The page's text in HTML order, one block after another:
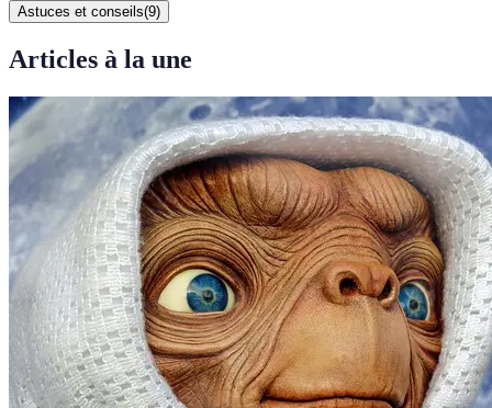
Astuces et conseils(9)
Articles à la une